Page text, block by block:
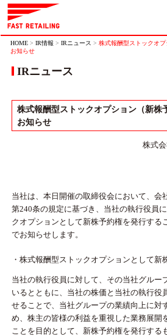
HOME > IR情報 > IRニュース > 株式報酬型ストックオ
お知らせ
IRニュース
株式報酬型ストックオプション（新株
お知らせ
株式
当社は、本日開催の取締役会において、会
第240条の規定に基づき、当社の執行役員
クオプションとして新株予約権を発行する
でお知らせします。
・株式報酬型ストックオプションとして新
当社の執行役員に対して、その当社グルー
いるとともに、当社の株価と当社の執行役
せることで、当社グループの業績向上に対
め、株主の皆様の利益を重視した業務展開
ことを目的として、新株予約権を発行する